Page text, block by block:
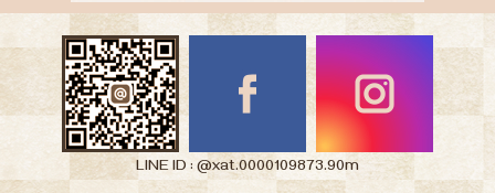
LINE ID : @xat.0000109873.90m